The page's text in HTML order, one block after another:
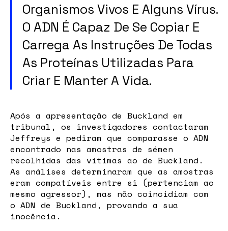
Organismos Vivos E Alguns Vírus.
O ADN É Capaz De Se Copiar E
Carrega As Instruções De Todas
As Proteínas Utilizadas Para
Criar E Manter A Vida.
Após a apresentação de Buckland em
tribunal, os investigadores contactaram
Jeffreys e pediram que comparasse o ADN
encontrado nas amostras de sémen
recolhidas das vítimas ao de Buckland.
As análises determinaram que as amostras
eram compatíveis entre si (pertenciam ao
mesmo agressor), mas não coincidiam com
o ADN de Buckland, provando a sua
inocência.